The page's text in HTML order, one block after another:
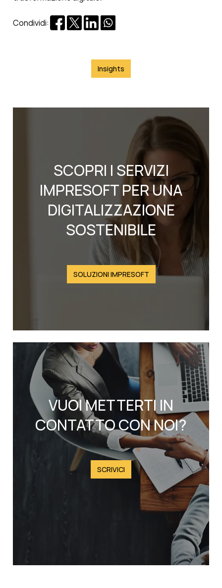
Condividi:
Insights
SCOPRI I SERVIZI
IMPRESOFT PER UNA
DIGITALIZZAZIONE
SOSTENIBILE
SOLUZIONI IMPRESOFT
VUOI METTERTI IN
CONTATTO CON NOI?
SCRIVICI